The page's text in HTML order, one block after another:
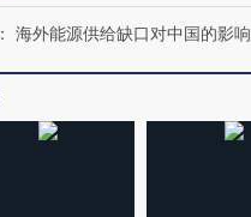
： 海外能源供给缺口对中国的影响